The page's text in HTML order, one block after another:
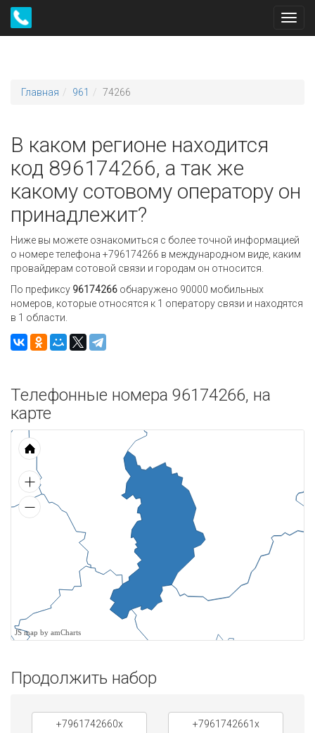
Главная 961 74266
В каком регионе находится
код 896174266, а так же
какому сотовому оператору он
принадлежит?
Ниже вы можете ознакомиться с более точной информацией
о номере телефона +796174266 в международном виде, каким
провайдерам сотовой связи и городам он относится.
По префиксу 96174266 обнаружено 90000 мобильных
номеров, которые относятся к 1 оператору связи и находятся
в 1 области.
Телефонные номера 96174266, на
карте
JS map by amCharts
Продолжить набор
+7961742660x +7961742661x